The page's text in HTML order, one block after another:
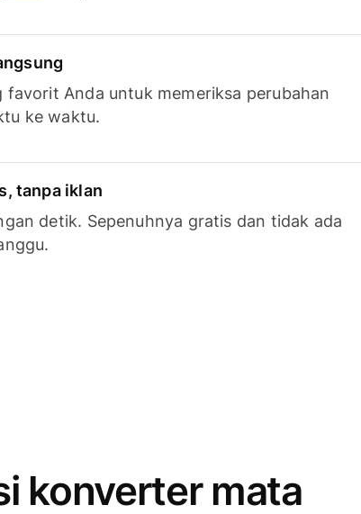
favorit Anda untuk memeriksa perubahan
ke waktu.
tanpa iklan
detik. Sepenuhnya gratis dan tidak ada
konverter mata